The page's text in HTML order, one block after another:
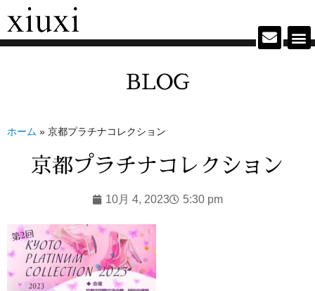
BLOG
ホーム » 京都プラチナコレクション
京都プラチナコレクション
10月 4, 2023 5:30 pm